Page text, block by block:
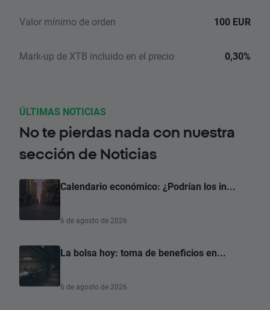
Valor mínimo de orden 100 EUR
Mark-up de XTB incluido en el precio 0,30%
ÚLTIMAS NOTICIAS
No te pierdas nada con nuestra
sección de Noticias
Calendario económico: ¿Podrían los in...
6 de agosto de 2026
La bolsa hoy: toma de beneficios en...
6 de agosto de 2026